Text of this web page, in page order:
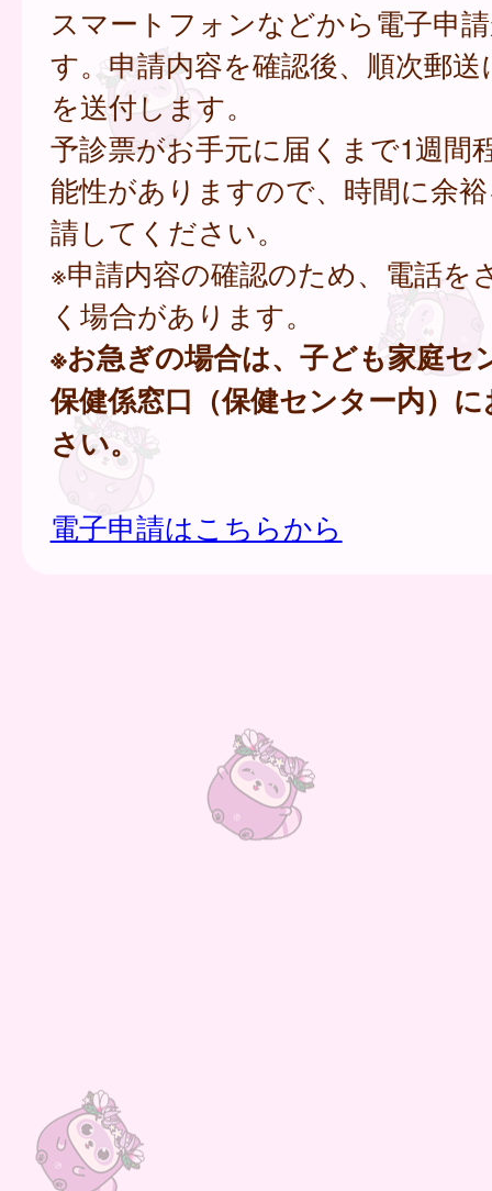
スマートフォンなどから電子申
す。申請内容を確認後、順次郵
を送付します。
予診票がお手元に届くまで1週間
能性がありますので、時間に余
請してください。
※申請内容の確認のため、電話を
く場合があります。
※お急ぎの場合は、子ども家庭セ
保健係窓口（保健センター内）
さい。
電子申請はこちらから